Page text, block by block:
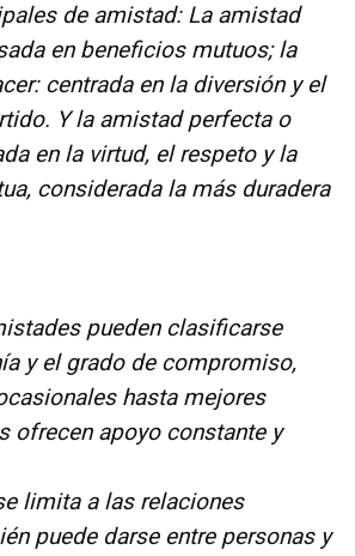
de amistad: La amistad
en beneficios mutuos; la
centrada en la diversión y el
Y la amistad perfecta o
en la virtud, el respeto y la
considerada la más duradera
pueden clasificarse
y el grado de compromiso,
hasta mejores
ofrecen apoyo constante y
limita a las relaciones
puede darse entre personas y